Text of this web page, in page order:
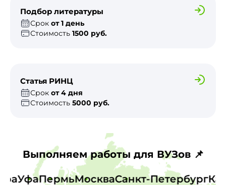
Подбор литературы
Срок от 1 день
Стоимость 1500 руб.
Статья РИНЦ
Срок от 4 дня
Стоимость 5000 руб.
Выполняем работы для ВУЗов 📌
УфаПермьМоскваСанкт-Петербург